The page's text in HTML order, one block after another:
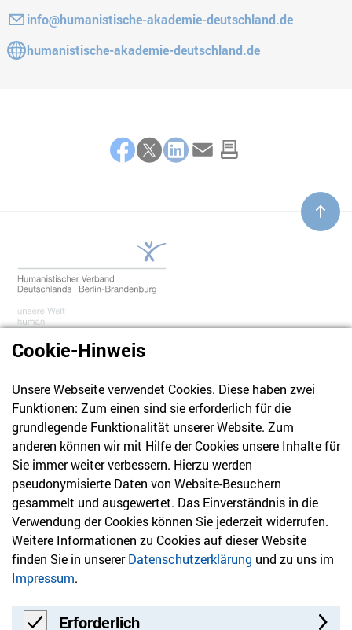
E-Mail:info@humanistische-akademie-deutschland.de
Gehe zur Website:
humanistische-akademie-deutschland.de
030 61 39 04 10
info@hvd-bb.de
Newsletter
Bleiben Sie mit unserem Newsletter auf dem aktuellsten
Stand mit Themen, die Sie interessieren.
Jetzt anmelden
Cookie-Hinweis
Unsere Webseite verwendet Cookies. Diese haben zwei
Funktionen: Zum einen sind sie erforderlich für die
grundlegende Funktionalität unserer Website. Zum
anderen können wir mit Hilfe der Cookies unsere Inhalte für
Sie immer weiter verbessern. Hierzu werden
pseudonymisierte Daten von Website-Besuchern
gesammelt und ausgewertet. Das Einverständnis in die
Verwendung der Cookies können Sie jederzeit widerrufen.
Weitere Informationen zu Cookies auf dieser Website
finden Sie in unsererDatenschutzerklärung und zu uns im
Impressum.
Erforderlich